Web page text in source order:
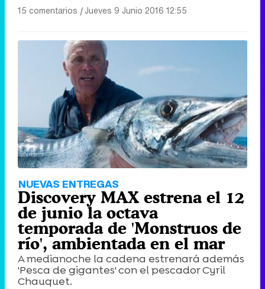
15 comentarios |Jueves 9 Junio 2016 12:55
NUEVAS ENTREGAS
Discovery MAX estrena el 12
de junio la octava
temporada de 'Monstruos de
río', ambientada en el mar
A medianoche la cadena estrenará además
'Pesca de gigantes' con el pescador Cyril
Chauquet.